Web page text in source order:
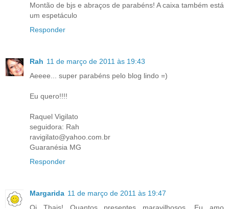
Montão de bjs e abraços de parabéns! A caixa também está
um espetáculo
Responder
Rah 11 de março de 2011 às 19:43
Aeeee... super parabéns pelo blog lindo =)
Eu quero!!!!
Raquel Vigilato
seguidora: Rah
ravigilato@yahoo.com.br
Guaranésia MG
Responder
Margarida 11 de março de 2011 às 19:47